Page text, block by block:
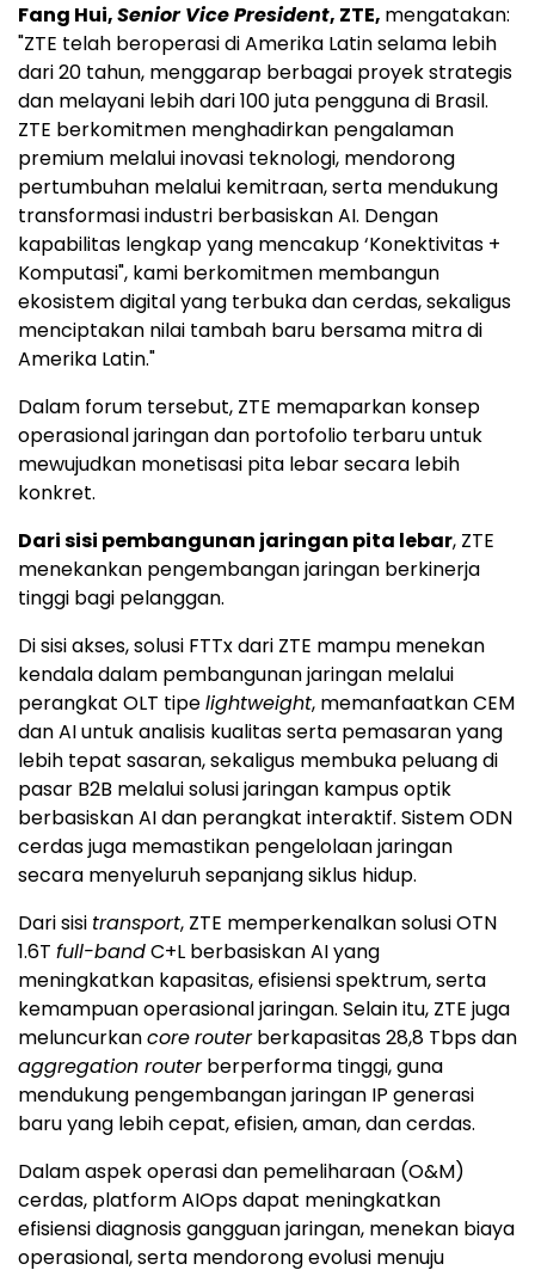
Fang Hui,Senior Vice President, ZTE, mengatakan:
"ZTE telah beroperasi di Amerika Latin selama lebih
dari 20 tahun, menggarap berbagai proyek strategis
dan melayani lebih dari 100 juta pengguna di Brasil.
ZTE berkomitmen menghadirkan pengalaman
premium melalui inovasi teknologi, mendorong
pertumbuhan melalui kemitraan, serta mendukung
transformasi industri berbasiskan AI. Dengan
kapabilitas lengkap yang mencakup ‘Konektivitas +
Komputasi", kami berkomitmen membangun
ekosistem digital yang terbuka dan cerdas, sekaligus
menciptakan nilai tambah baru bersama mitra di
Amerika Latin."
Dalam forum tersebut, ZTE memaparkan konsep
operasional jaringan dan portofolio terbaru untuk
mewujudkan monetisasi pita lebar secara lebih
konkret.
Dari sisi pembangunan jaringan pita lebar, ZTE
menekankan pengembangan jaringan berkinerja
tinggi bagi pelanggan.
Di sisi akses, solusi FTTx dari ZTE mampu menekan
kendala dalam pembangunan jaringan melalui
perangkat OLT tipelightweight, memanfaatkan CEM
dan AI untuk analisis kualitas serta pemasaran yang
lebih tepat sasaran, sekaligus membuka peluang di
pasar B2B melalui solusi jaringan kampus optik
berbasiskan AI dan perangkat interaktif. Sistem ODN
cerdas juga memastikan pengelolaan jaringan
secara menyeluruh sepanjang siklus hidup.
Dari sisi transport, ZTE memperkenalkan solusi OTN
1.6T full-bandC+L berbasiskan AI yang
meningkatkan kapasitas, efisiensi spektrum, serta
kemampuan operasional jaringan. Selain itu, ZTE juga
meluncurkancorerouterberkapasitas 28,8 Tbps dan
aggregation routerberperforma tinggi, guna
mendukung pengembangan jaringan IP generasi
baru yang lebih cepat, efisien, aman, dan cerdas.
Dalam aspek operasi dan pemeliharaan (O&M)
cerdas, platform AIOps dapat meningkatkan
efisiensi diagnosis gangguan jaringan, menekan biaya
operasional, serta mendorong evolusi menuju